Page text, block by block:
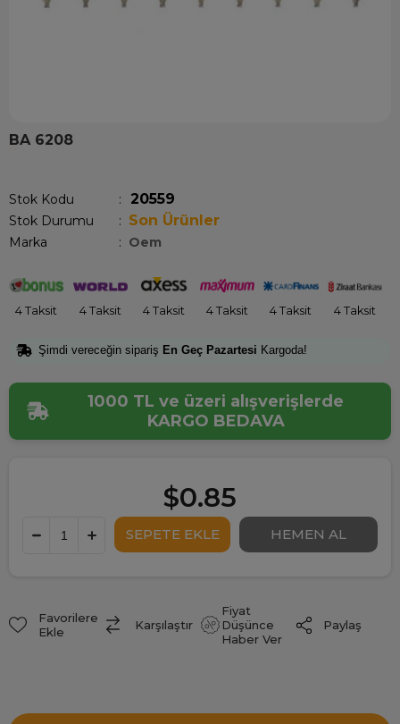
BA 6208
Stok Kodu 20559
Stok Durumu : Son Ürünler
Marka : Oem
4 Taksit 4 Taksit 4 Taksit 4 Taksit 4 Taksit 4 Taksit
Şimdi vereceğin sipariş En Geç Pazartesi Kargoda!
1000 TL ve üzeri alışverişlerde
KARGO BEDAVA
$0.85
Favorilere
Ekle
Karşılaştır
Fiyat
Düşünce
Haber Ver
Paylaş